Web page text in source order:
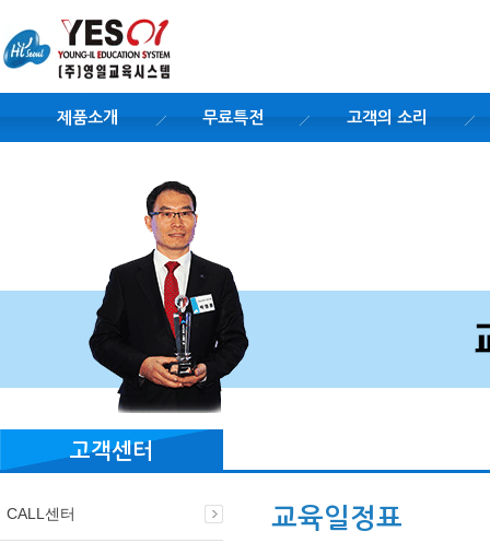
제품소개 무료특전 고객의 소리
고객센터
CALL센터 교육일정표